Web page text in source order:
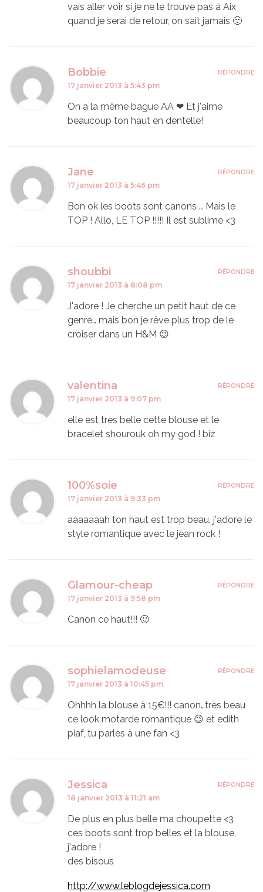
vais aller voir si je ne le trouve pas à Aix
quand je serai de retour, on sait jamais 🙂
Bobbie
17 janvier 2013 à 5:43 pm
On a la même bague AA ❤ Et j'aime
beaucoup ton haut en dentelle!
RÉPONDRE
Jane
17 janvier 2013 à 5:46 pm
Bon ok les boots sont canons … Mais le
TOP ! Allo, LE TOP !!!!! Il est sublime <3
RÉPONDRE
shoubbi
17 janvier 2013 à 8:08 pm
J'adore ! Je cherche un petit haut de ce
genre… mais bon je rêve plus trop de le
croiser dans un H&M 😉
RÉPONDRE
valentina
17 janvier 2013 à 9:07 pm
elle est tres belle cette blouse et le
bracelet shourouk oh my god ! biz
RÉPONDRE
100%soie
17 janvier 2013 à 9:33 pm
aaaaaaah ton haut est trop beau, j'adore le
style romantique avec le jean rock !
RÉPONDRE
Glamour-cheap
17 janvier 2013 à 9:58 pm
Canon ce haut!!! 🙂
RÉPONDRE
sophielamodeuse
17 janvier 2013 à 10:45 pm
Ohhhh la blouse à 15€!!! canon…très beau
ce look motarde romantique 😉 et edith
piaf, tu parles à une fan <3
RÉPONDRE
Jessica
18 janvier 2013 à 11:21 am
De plus en plus belle ma choupette <3
ces boots sont trop belles et la blouse,
j'adore !
des bisous
http://www.leblogdejessica.com
RÉPONDRE